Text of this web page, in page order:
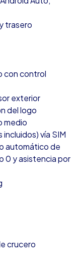
trasero
con control
exterior
del logo
medio
vía SIM
automático de
0 y asistencia por
crucero